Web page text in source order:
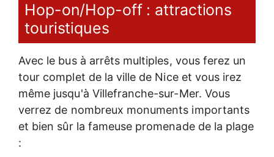
Hop-on/Hop-off : attractions
touristiques
Avec le bus à arrêts multiples, vous ferez un
tour complet de la ville de Nice et vous irez
même jusqu'à Villefranche-sur-Mer. Vous
verrez de nombreux monuments importants
et bien sûr la fameuse promenade de la plage
: